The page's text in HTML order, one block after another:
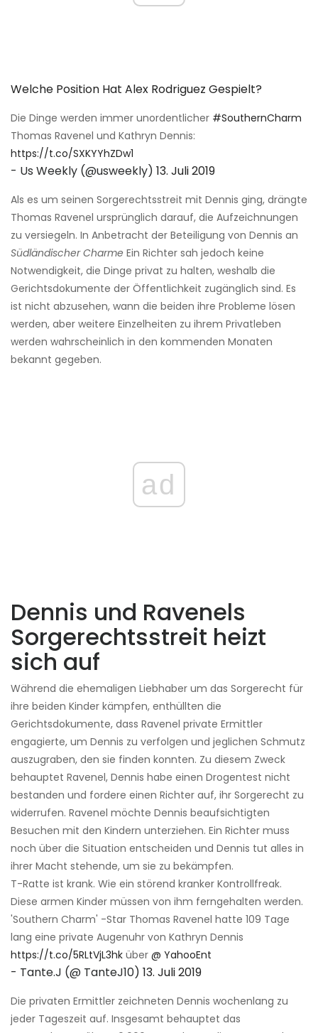
Welche Position Hat Alex Rodriguez Gespielt?
Die Dinge werden immer unordentlicher #SouthernCharm
Thomas Ravenel und Kathryn Dennis:
https://t.co/SXKYYhZDw1
- Us Weekly (@usweekly) 13. Juli 2019
Als es um seinen Sorgerechtsstreit mit Dennis ging, drängte
Thomas Ravenel ursprünglich darauf, die Aufzeichnungen
zu versiegeln. In Anbetracht der Beteiligung von Dennis an
Südländischer Charme Ein Richter sah jedoch keine
Notwendigkeit, die Dinge privat zu halten, weshalb die
Gerichtsdokumente der Öffentlichkeit zugänglich sind. Es
ist nicht abzusehen, wann die beiden ihre Probleme lösen
werden, aber weitere Einzelheiten zu ihrem Privatleben
werden wahrscheinlich in den kommenden Monaten
bekannt gegeben.
ad
Dennis und Ravenels
Sorgerechtsstreit heizt
sich auf
Während die ehemaligen Liebhaber um das Sorgerecht für
ihre beiden Kinder kämpfen, enthüllten die
Gerichtsdokumente, dass Ravenel private Ermittler
engagierte, um Dennis zu verfolgen und jeglichen Schmutz
auszugraben, den sie finden konnten. Zu diesem Zweck
behauptet Ravenel, Dennis habe einen Drogentest nicht
bestanden und fordere einen Richter auf, ihr Sorgerecht zu
widerrufen. Ravenel möchte Dennis beaufsichtigten
Besuchen mit den Kindern unterziehen. Ein Richter muss
noch über die Situation entscheiden und Dennis tut alles in
ihrer Macht stehende, um sie zu bekämpfen.
T-Ratte ist krank. Wie ein störend kranker Kontrollfreak.
Diese armen Kinder müssen von ihm ferngehalten werden.
'Southern Charm' -Star Thomas Ravenel hatte 109 Tage
lang eine private Augenuhr von Kathryn Dennis
https://t.co/5RLtVjL3hk über @ YahooEnt
- Tante.J (@ TanteJ10) 13. Juli 2019
Die privaten Ermittler zeichneten Dennis wochenlang zu
jeder Tageszeit auf. Insgesamt behauptet das